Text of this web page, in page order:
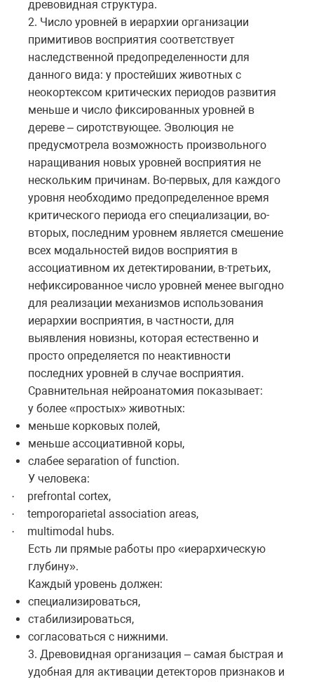
древовидная структура.
2. Число уровней в иерархии организации
примитивов восприятия соответствует
наследственной предопределенности для
данного вида: у простейших животных с
неокортексом критических периодов развития
меньше и число фиксированных уровней в
дереве – сиротствующее. Эволюция не
предусмотрела возможность произвольного
наращивания новых уровней восприятия не
нескольким причинам. Во-первых, для каждого
уровня необходимо предопределенное время
критического периода его специализации, во-
вторых, последним уровнем является смешение
всех модальностей видов восприятия в
ассоциативном их детектировании, в-третьих,
нефиксированное число уровней менее выгодно
для реализации механизмов использования
иерархии восприятия, в частности, для
выявления новизны, которая естественно и
просто определяется по неактивности
последних уровней в случае восприятия.
Сравнительная нейроанатомия показывает:
у более «простых» животных:
меньше корковых полей,
меньше ассоциативной коры,
слабее separation of function.
У человека:
· prefrontal cortex,
· temporoparietal association areas,
·
multimodal hubs.
Есть ли прямые работы про «иерархическую
глубину».
Каждый уровень должен:
специализироваться,
стабилизироваться,
согласоваться с нижними.
3. Древовидная организация – самая быстрая и
удобная для активации детекторов признаков и